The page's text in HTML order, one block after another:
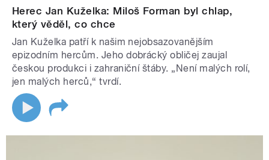
Herec Jan Kuželka: Miloš Forman byl chlap,
který věděl, co chce
Jan Kuželka patří k našim nejobsazovanějším
epizodním hercům. Jeho dobrácký obličej zaujal
českou produkci i zahraniční štáby. „Není malých rolí,
jen malých herců,“ tvrdí.